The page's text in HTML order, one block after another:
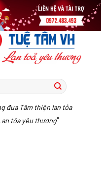
đưa Tâm thiện lan tỏa
tỏa yêu thương"